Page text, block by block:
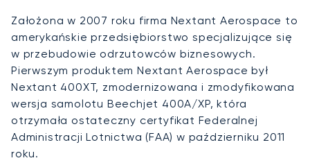
Założona w 2007 roku firma Nextant Aerospace to
amerykańskie przedsiębiorstwo specjalizujące się
w przebudowie odrzutowców biznesowych.
Pierwszym produktem Nextant Aerospace był
Nextant 400XT, zmodernizowana i zmodyfikowana
wersja samolotu Beechjet 400A/XP, która
otrzymała ostateczny certyfikat Federalnej
Administracji Lotnictwa (FAA) w październiku 2011
roku.